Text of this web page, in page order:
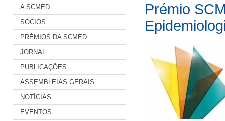
A SCMED
SÓCIOS
PRÉMIOS DA SCMED
JORNAL
PUBLICAÇÕES
ASSEMBLEIAS GERAIS
NOTÍCIAS
EVENTOS
Prémio